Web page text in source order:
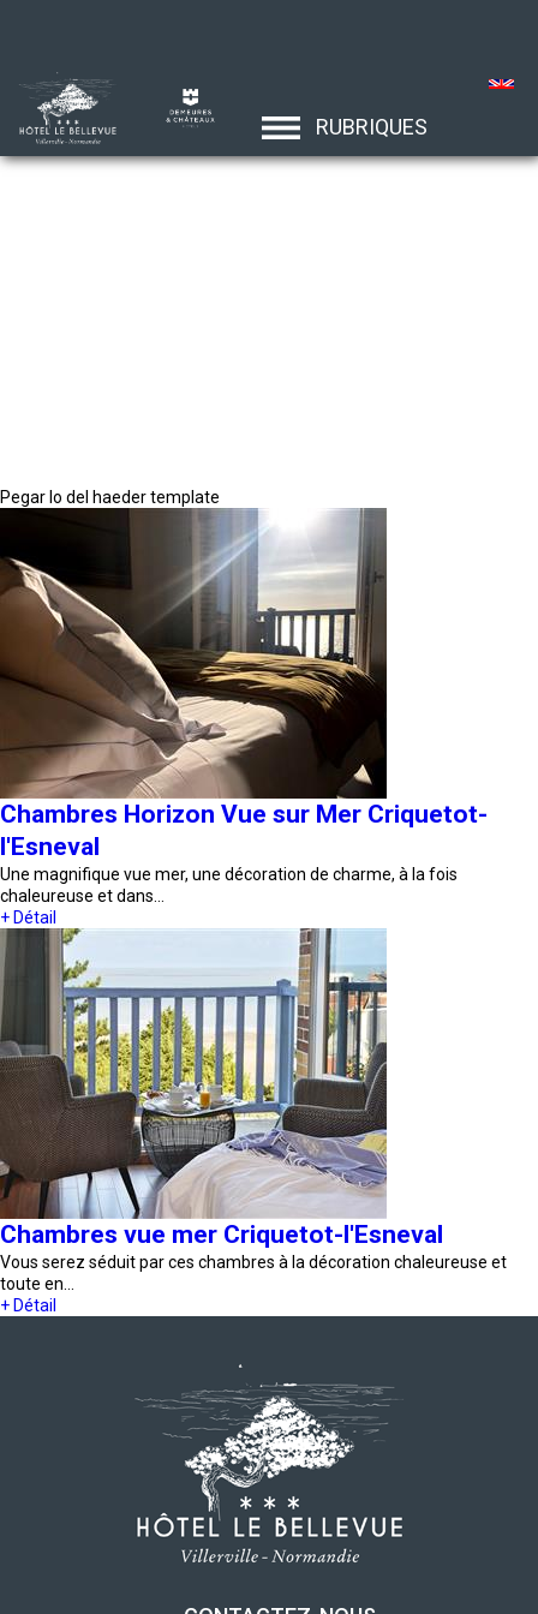
RUBRIQUES
Pegar lo del haeder template
Chambres Horizon Vue sur Mer Criquetot-
l'Esneval
Une magnifique vue mer, une décoration de charme, à la fois
chaleureuse et dans…
+ Détail
Chambres vue mer Criquetot-l'Esneval
Vous serez séduit par ces chambres à la décoration chaleureuse et
toute en…
+ Détail